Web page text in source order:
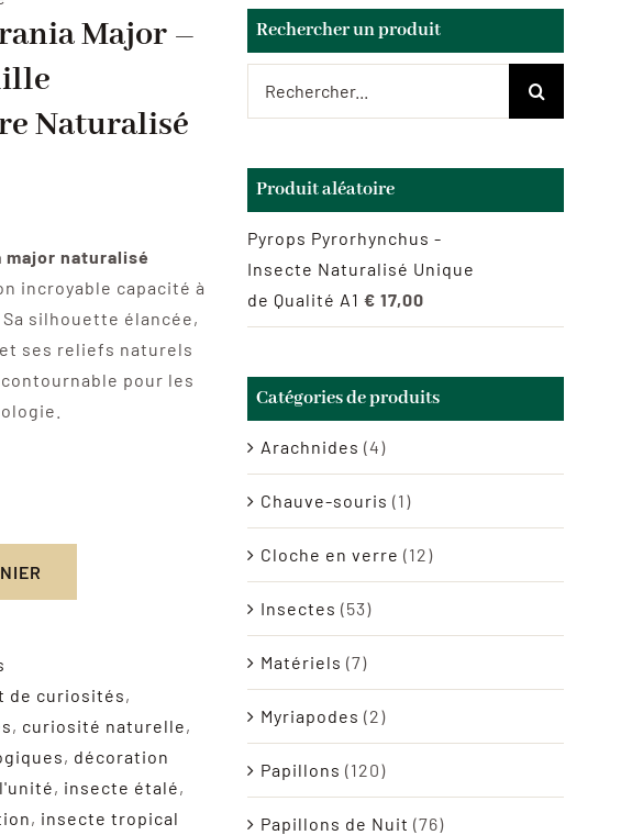
Major –
Naturalisé
major naturalisé
incroyable capacité à
silhouette élancée,
ses reliefs naturels
pour les
de curiosités,
, curiosité naturelle,
, décoration
, insecte étalé,
, insecte tropical
Rechercher un produit
Produit aléatoire
Pyrops Pyrorhynchus -
Insecte Naturalisé Unique
de Qualité A1 € 17,00
Catégories de produits
Arachnides (4)
Chauve-souris (1)
Cloche en verre (12)
Insectes (53)
Matériels (7)
Myriapodes (2)
Papillons (120)
Papillons de Nuit (76)